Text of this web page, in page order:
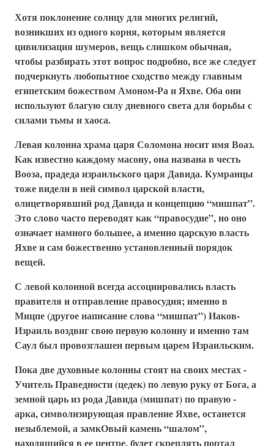
Хотя поклонение солнцу для многих религий,
возникших из одного корня, которым является
цивилизация шумеров, вещь слишком обычная,
чтобы разбирать этот вопрос подробно, все же следует
подчеркнуть любопытное сходство между главным
египетским божеством Амоном-Ра и Яхве. Оба они
используют благую силу дневного света для борьбы с
силами тьмы и хаоса.
Левая колонна храма царя Соломона носит имя Воаз.
Как известно каждому масону, она названа в честь
Вооза, прадеда израильского царя Давида. Кумранцы
тоже видели в ней символ царской власти,
олицетворявший род Давида и концепцию “мишпат”.
Это слово часто переводят как “правосудие”, но оно
означает намного большее, а именно царскую власть
Яхве и сам божественно установленный порядок
вещей.
С левой колонной всегда ассоциировались власть
правителя и отправление правосудия; именно в
Мицпе (другое написание слова “мишпат”) Иаков-
Израиль воздвиг свою первую колонну и именно там
Саул был провозглашен первым царем Израильским.
Пока две духовные колонны стоят на своих местах -
Учитель Праведности (цедек) по левую руку от Бога, а
земной царь из рода Давида (мишпат) по правую -
арка, символизирующая правление Яхве, останется
незыблемой, а замкОвый камень “шалом”,
находящийся в ее центре, будет скреплять портал